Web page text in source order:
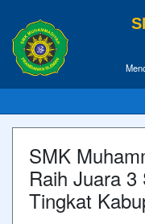
SMK
Raih Juara
Tingkat